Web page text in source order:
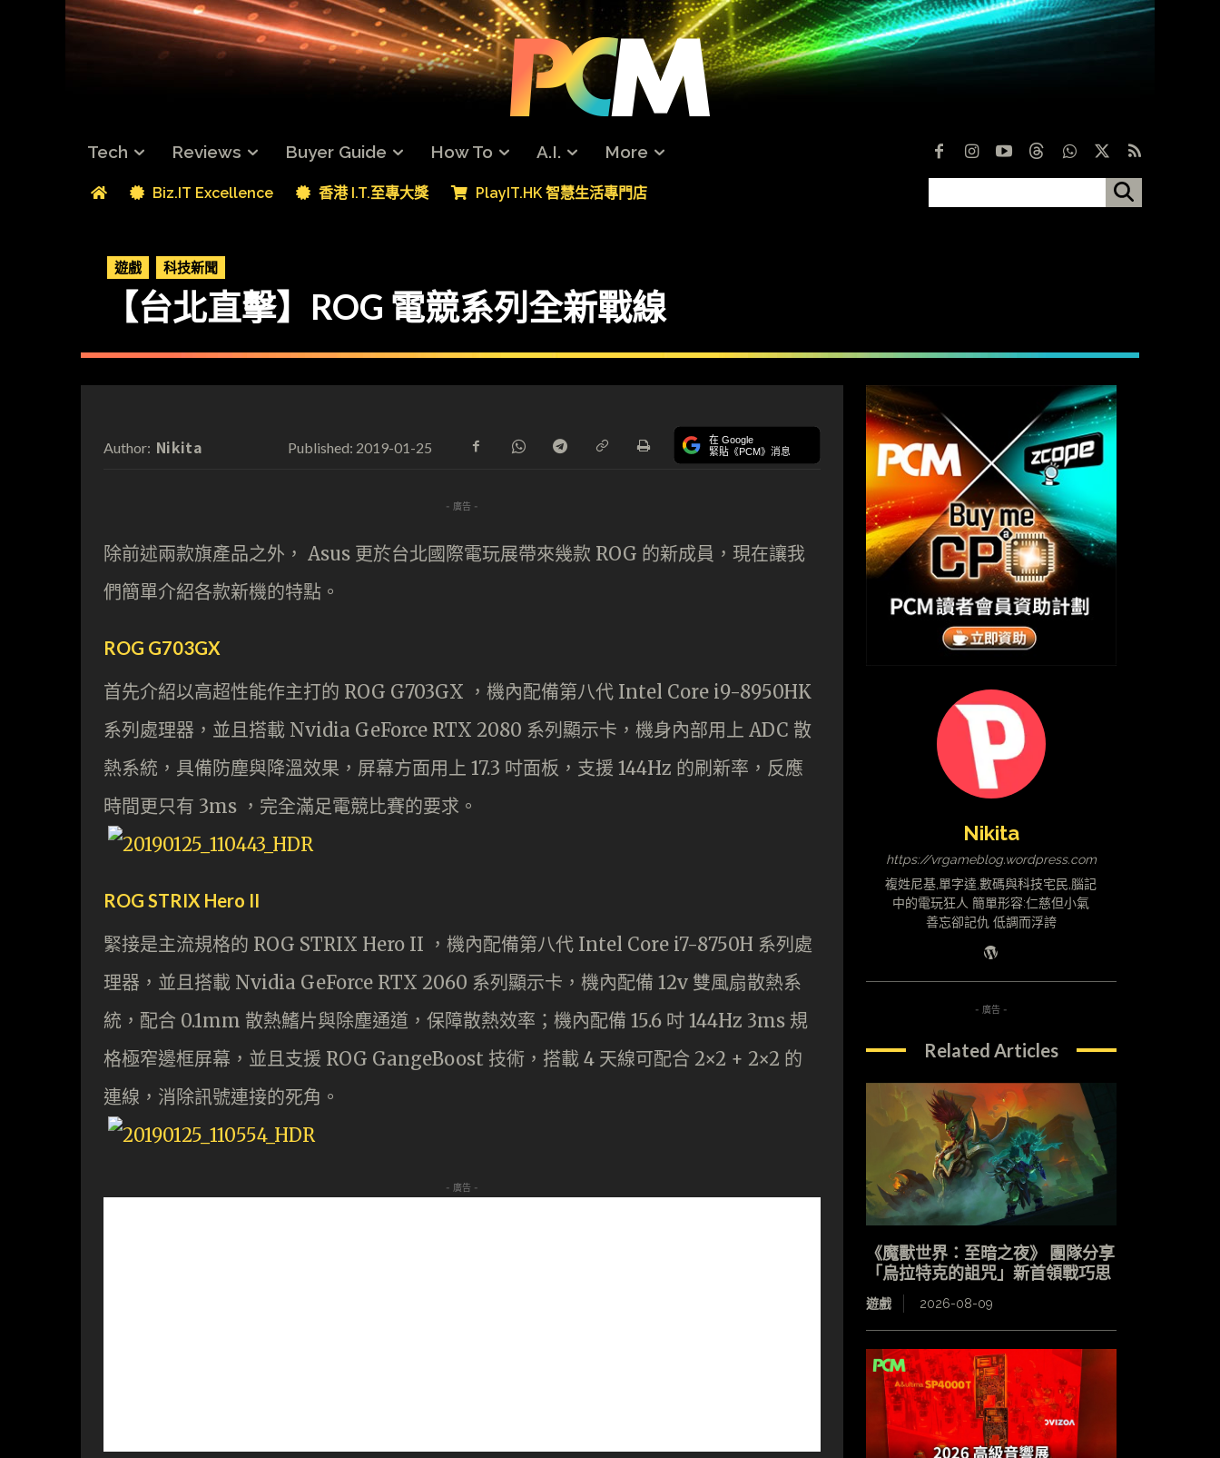
Tech Reviews Buyer Guide How To A.I. More
Biz.IT Excellence 香港 I.T.至專大獎 PlayIT.HK 智慧生活專門店
遊戲 科技新聞
【台北直擊】ROG 電競系列全新戰線
Author: Nikita Published: 2019-01-25 在 Google
緊貼《PCM》消息
- 廣告 -
除前述兩款旗產品之外， Asus 更於台北國際電玩展帶來幾款 ROG 的新成員，現在讓我
們簡單介紹各款新機的特點。
ROG G703GX
首先介紹以高超性能作主打的 ROG G703GX ，機內配備第八代 Intel Core i9-8950HK
系列處理器，並且搭載 Nvidia GeForce RTX 2080 系列顯示卡，機身內部用上 ADC 散
熱系統，具備防塵與降溫效果，屏幕方面用上 17.3 吋面板，支援 144Hz 的刷新率，反應
時間更只有 3ms ，完全滿足電競比賽的要求。
ROG STRIX Hero II
緊接是主流規格的 ROG STRIX Hero II ，機內配備第八代 Intel Core i7-8750H 系列處
理器，並且搭載 Nvidia GeForce RTX 2060 系列顯示卡，機內配備 12v 雙風扇散熱系
統，配合 0.1mm 散熱鰭片與除塵通道，保障散熱效率；機內配備 15.6 吋 144Hz 3ms 規
格極窄邊框屏幕，並且支援 ROG GangeBoost 技術，搭載 4 天線可配合 2×2 + 2×2 的
連線，消除訊號連接的死角。
- 廣告 -
Nikita
https://vrgameblog.wordpress.com
複姓尼基,單字達,數碼與科技宅民,腦記
中的電玩狂人 簡單形容:仁慈但小氣
善忘卻記仇 低調而浮誇
- 廣告 -
Related Articles
《魔獸世界：至暗之夜》 團隊分享
「烏拉特克的詛咒」新首領戰巧思
遊戲 2026-08-09